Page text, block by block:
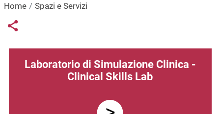
Home Spazi e Servizi
Links condivisione social
Share button
Navigazione principale
Laboratorio di Simulazione Clinica -
Clinical Skills Lab